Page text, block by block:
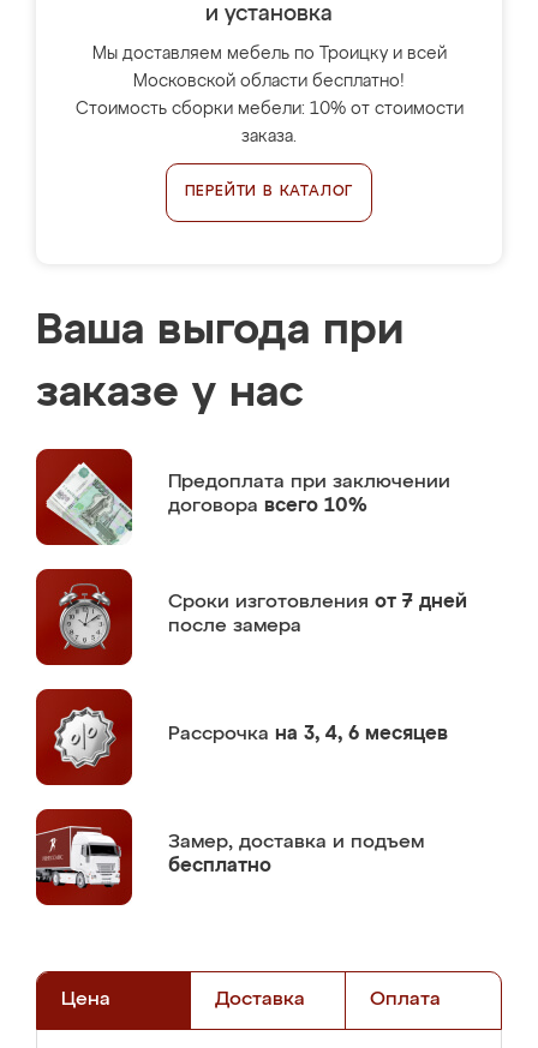
и установка
Мы доставляем мебель по Троицку и всей
Московской области бесплатно!
Стоимость сборки мебели: 10% от стоимости
заказа.
ПЕРЕЙТИ В КАТАЛОГ
Ваша выгода при
заказе у нас
Предоплата при заключении
договора всего 10%
Сроки изготовления от 7 дней
после замера
Рассрочка на 3, 4, 6 месяцев
Замер, доставка и подъем
бесплатно
Цена Доставка Оплата